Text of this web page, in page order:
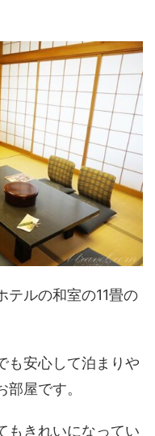
テルの和室の11畳の
も安心して泊まりや
屋です。
もきれいになってい